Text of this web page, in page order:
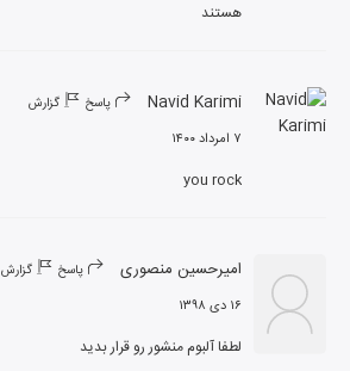
هستند
Navid Karimi پاسخ گزارش
۷ امرداد ۱۴۰۰
you rock
امیرحسین منصوری پاسخ گزارش
۱۶ دی ۱۳۹۸
لطفا آلبوم منشور رو قرار بدید